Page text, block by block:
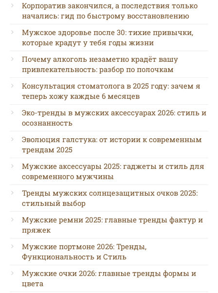
Корпоратив закончился, а последствия только
начались: гид по быстрому восстановлению
Мужское здоровье после 30: тихие привычки,
которые крадут у тебя годы жизни
Почему алкоголь незаметно крадёт вашу
привлекательность: разбор по полочкам
Консультация стоматолога в 2025 году: зачем я
теперь хожу каждые 6 месяцев
Эко-тренды в мужских аксессуарах 2026: стиль и
осознанность
Эволюция галстука: от истории к современным
трендам 2025
Мужские аксессуары 2025: гаджеты и стиль для
современного мужчины
Тренды мужских солнцезащитных очков 2025:
стильный выбор
Мужские ремни 2025: главные тренды фактур и
пряжек
Мужские портмоне 2026: Тренды,
Функциональность и Стиль
Мужские очки 2026: главные тренды формы и
цвета